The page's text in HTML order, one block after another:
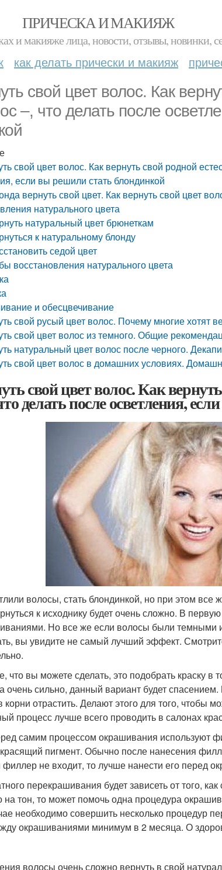
ПРИЧЕСКА И МАКИЯЖ
и макияже лица, новости, отзывы, новинки,
как делать прически и макияж
свой цвет волос. Как
–, что делать после
свой цвет волос. Как вернуть свой родной
если вы решили стать блондинкой
вернуть свой цвет. Как вернуть свой цвет
натурального цвета
натуральный цвет брюнеткам
к натуральному блонду
седой цвет
восстановления натурального цвета
и обесцвечивание
свой русый цвет волос. Почему многие хотят
свой цвет волос из темного. Общие
натуральный цвет волос после черного.
свой цвет волос в домашних условиях.
свой цвет волос. Как
делать после осветления,
волосы, стать блондинкой, но при этом
к исходнику будет очень сложно. В
Но все же если волосы были темными
вы увидите не самый лучший эффект.
что вы можете сделать, это подобрать краску в
очень сильно, данный вариант будет
отрастить. Делают этого для того, чтобы
процесс лучше всего проводить в салонах
самим процессом окрашивания используют
пигмент. Обычно после нанесения
филлер не входит, то лучше нанести его перед
перекрашивания будет зависеть от того,
на тон, то может помочь одна процедура
необходимо совершить несколько процедур
окрашиваниями минимум в 2 месяца. О
волосы очень сложно вернуть в свой